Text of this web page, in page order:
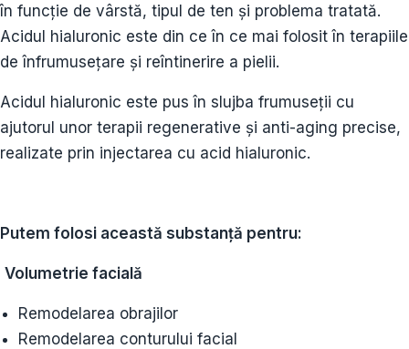
în funcție de vârstă, tipul de ten și problema tratată.
Acidul hialuronic este din ce în ce mai folosit în terapiile
de înfrumusețare și reîntinerire a pielii.
Acidul hialuronic este pus în slujba frumuseții cu
ajutorul unor terapii regenerative și anti-aging precise,
realizate prin injectarea cu acid hialuronic.
Putem folosi această substanță pentru:
Volumetrie facială
Remodelarea obrajilor
Remodelarea conturului facial